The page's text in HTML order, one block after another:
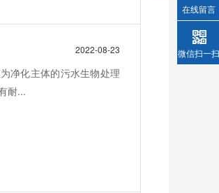
2022-08-23
净化主体的污水生物处理
耐...
在线留言
微信扫一扫